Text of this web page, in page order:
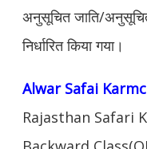
अनुसूचित जाति/
निर्धारित किया गया।
Alwar Safai
Rajasthan Safari